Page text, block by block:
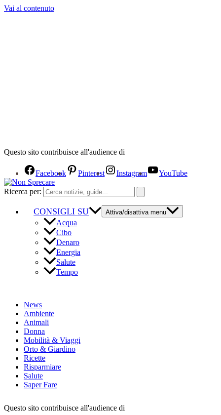
Vai al contenuto
Questo sito contribuisce all'audience di
Facebook Pinterest Instagram YouTube
Ricerca per:
CONSIGLI SU Attiva/disattiva menu
Acqua
Cibo
Denaro
Energia
Salute
Tempo
News
Ambiente
Animali
Donna
Mobilità & Viaggi
Orto & Giardino
Ricette
Risparmiare
Salute
Saper Fare
Questo sito contribuisce all'audience di